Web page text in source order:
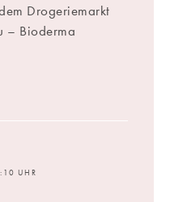
Drogeriemarkt
– Bioderma
UHR